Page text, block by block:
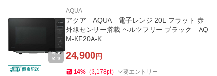
AQUA
アクア AQUA 電子レンジ 20L フラット 赤
外線センサー搭載 ヘルツフリー ブラック AQ
M-KF20A-K
24,900円
14% （3,178pt） 要エントリー